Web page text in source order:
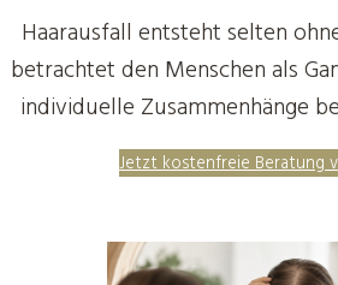
Haarausfall entsteht selten
betrachtet den Menschen als
individuelle Zusammenhänge
Jetzt kostenfreie Beratung